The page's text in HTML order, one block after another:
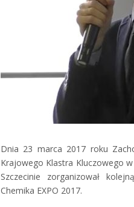
Dnia 23 marca 2017 roku
Krajowego Klastra Kluczowego
Szczecinie zorganizował
Chemika EXPO 2017.